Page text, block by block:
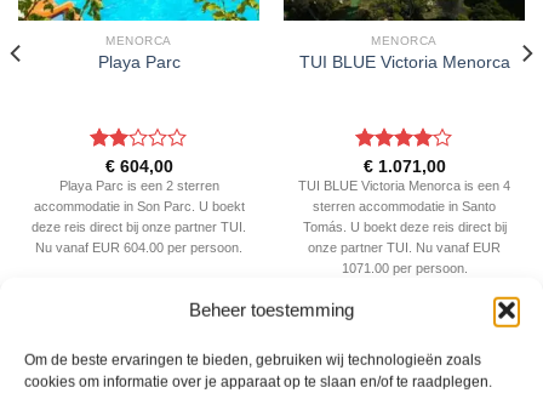
Beheer toestemming
Om de beste ervaringen te bieden, gebruiken wij technologieën zoals
cookies om informatie over je apparaat op te slaan en/of te raadplegen.
MENORCA
Playa Parc
Gewaardeerd
2uit
5
€604,00
Playa Parc is een 2 sterren
accommodatie in Son Parc. U boekt
deze reis direct bij onze partner TUI.
Nu vanaf EUR 604.00 per persoon.
MENORCA
TUI BLUE Victoria Menorca
Gewaardeerd
4uit 5
€1.071,00
TUI BLUE Victoria Menorca is een 4
sterren accommodatie in Santo
Tomás. U boekt deze reis direct bij
onze partner TUI. Nu vanaf EUR
1071.00 per persoon.